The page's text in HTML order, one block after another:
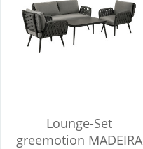
Lounge-Set
greemotion MADEIRA